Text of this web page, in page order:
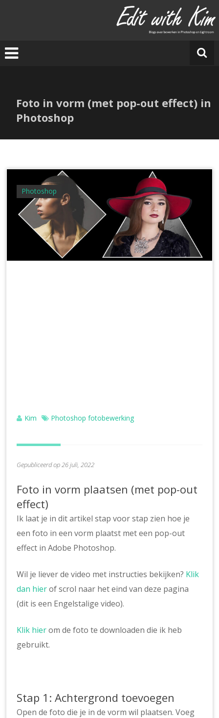
Ki
m
Foto in vorm (met pop-out effect) in
Photoshop
Photoshop
Kim Photoshop fotobewerking
Gepubliceerd op 26 juli, 2022
Foto in vorm plaatsen (met pop-out
effect)
Ik laat je in dit artikel stap voor stap zien hoe je
een foto in een vorm plaatst met een pop-out
effect in Adobe Photoshop.
Wil je liever de video met instructies bekijken? Klik
dan hierof scrol naar het eind van deze pagina
(dit is een Engelstalige video).
Klik hierom de foto te downloaden die ik heb
gebruikt.
Stap 1: Achtergrond toevoegen
Open de foto die je in de vorm wil plaatsen. Voeg